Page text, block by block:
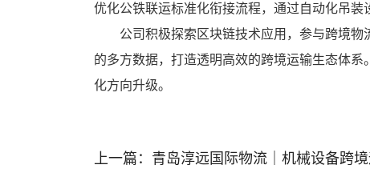
优化公铁联运标准化衔接流程，通过自动化吊
公司积极探索区块链技术应用，参与跨境
的多方数据，打造透明高效的跨境运输生态体
化方向升级。
上一篇： 青岛淳远国际物流｜机械设备跨